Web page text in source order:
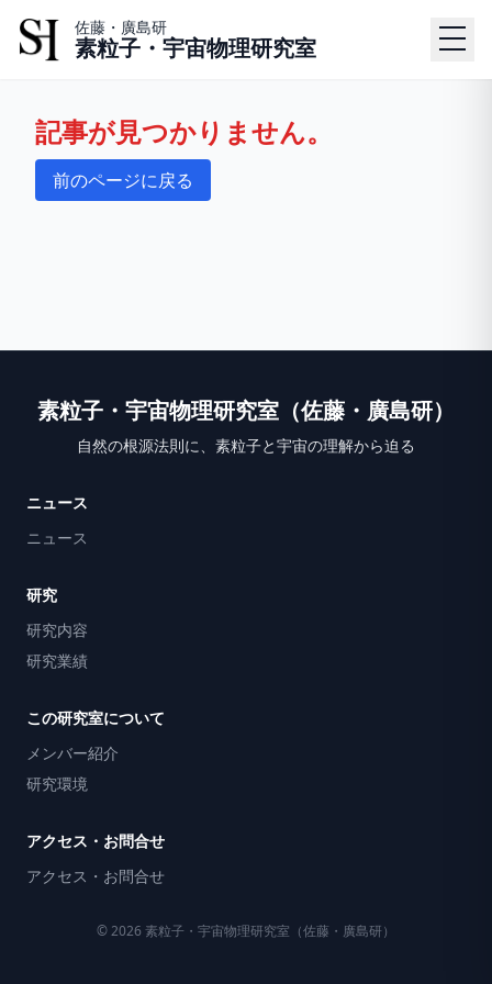
佐藤・廣島研
素粒子・宇宙物理研究室
記事が見つかりません。
前のページに戻る
素粒子・宇宙物理研究室（佐藤・廣島研）
自然の根源法則に、素粒子と宇宙の理解から迫る
ニュース
ニュース
研究
研究内容
研究業績
この研究室について
メンバー紹介
研究環境
アクセス・お問合せ
アクセス・お問合せ
© 2026 素粒子・宇宙物理研究室（佐藤・廣島研）